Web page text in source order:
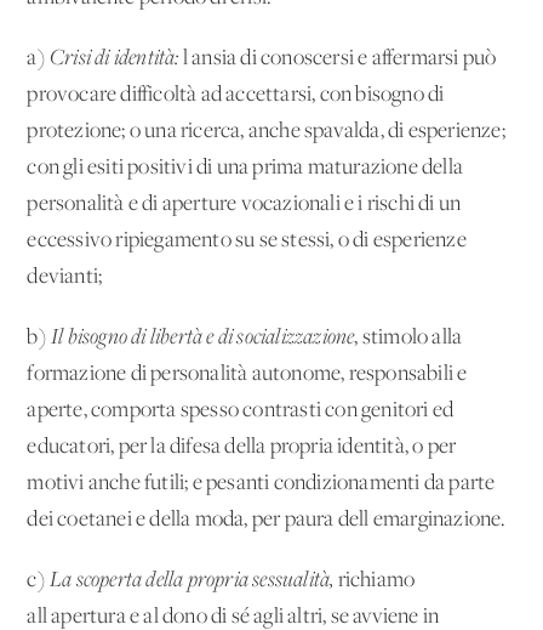
a) Crisi di identità: l'ansia di conoscersi e affermarsi può
provocare difficoltà ad accettarsi, con bisogno di
protezione; o una ricerca, anche spavalda, di esperienze;
con gli esiti positivi di una prima maturazione della
personalità e di aperture vocazionali e i rischi di un
eccessivo ripiegamento su se stessi, o di esperienze
devianti;
b)Il bisogno di libertà e di socializzazione, stimolo alla
formazione di personalità autonome, responsabili e
aperte, comporta spesso contrasti con genitori ed
educatori, per la difesa della propria identità, o per
motivi anche futili; e pesanti condizionamenti da parte
dei coetanei e della moda, per paura dell'emarginazione.
c) La scoperta della propria sessualità, richiamo
all'apertura e al dono di sé agli altri, se avviene in